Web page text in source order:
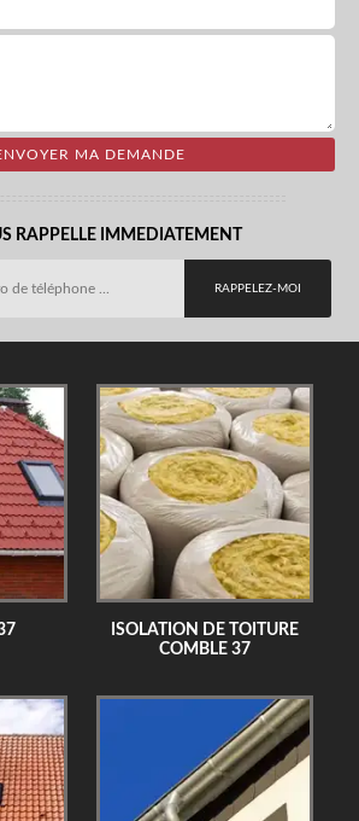
RAPPELLE IMMEDIATEMENT
ISOLATION DE TOITURE
COMBLE 37